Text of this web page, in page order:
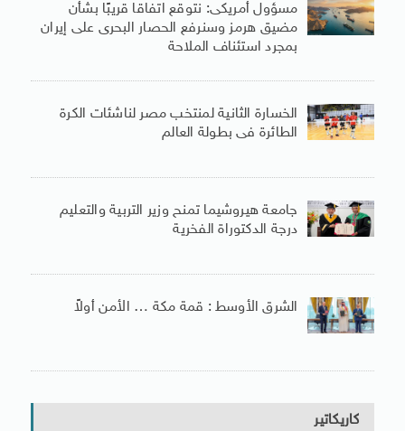
مسؤول أمريكى: نتوقع اتفاقا قريبًا بشأن
مضيق هرمز وسنرفع الحصار البحرى على إيران
بمجرد استئناف الملاحة
الخسارة الثانية لمنتخب مصر لناشئات الكرة
الطائرة فى بطولة العالم
جامعة هيروشيما تمنح وزير التربية والتعليم
درجة الدكتوراة الفخرية
الشرق الأوسط : قمة مكة … الأمن أولاً
كاريكاتير